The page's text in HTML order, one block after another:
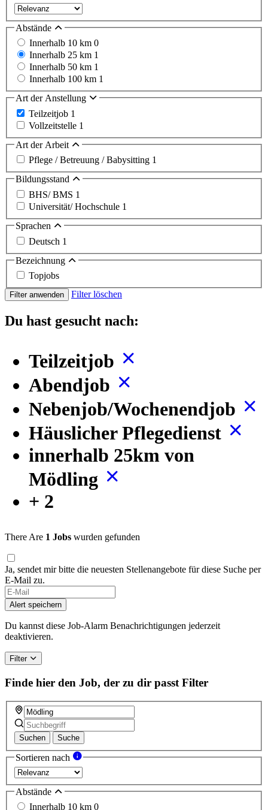
Abstände
Innerhalb 10 km 0
Innerhalb 25 km 1
Innerhalb 50 km 1
Innerhalb 100 km 1
Art der Anstellung
Teilzeitjob 1
Vollzeitstelle 1
Art der Arbeit
Pflege / Betreuung / Babysitting 1
Bildungsstand
BHS/ BMS 1
Universität/ Hochschule 1
Sprachen
Deutsch 1
Bezeichnung
Topjobs
Filter anwenden Filter löschen
Du hast gesucht nach:
Teilzeitjob
Abendjob
Nebenjob/Wochenendjob
Häuslicher Pflegedienst
innerhalb 25km von
Mödling
+ 2
There Are 1 Jobs wurden gefunden
Ja, sendet mir bitte die neuesten Stellenangebote für diese Suche per
E-Mail zu.
If
you
are
a
human,
this
field
Alert speichern
Du kannst diese Job-Alarm Benachrichtigungen jederzeit
deaktivieren.
Filter
Finde hier den Job, der zu dir passt Filter
Suchen Suche
Sortieren nach
Abstände
Innerhalb 10 km 0